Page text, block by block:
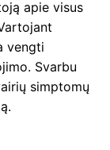
apie visus
vengti
Svarbu
simptomų